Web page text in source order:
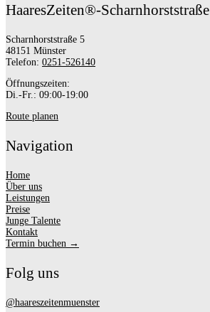
HaaresZeiten®-Scharnhorststraße
Scharnhorststraße 5
48151 Münster
Telefon: 0251-526140
Öffnungszeiten:
Di.-Fr.: 09:00-19:00
Route planen
Navigation
Home
Über uns
Leistungen
Preise
Junge Talente
Kontakt
Termin buchen →
Folg uns
@haareszeitenmuenster